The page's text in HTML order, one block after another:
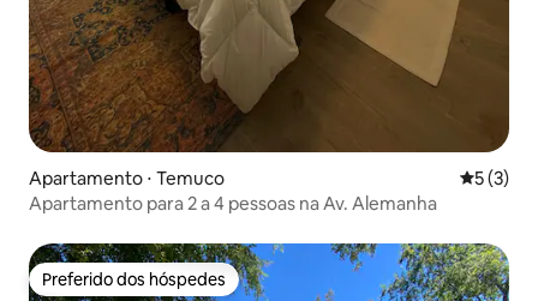
Apartamento ⋅ Temuco 5 de
5 (3)
Apartamento para 2 a 4 pessoas na Av. Alemanha
Preferido dos hóspedes
Preferido dos hóspedes